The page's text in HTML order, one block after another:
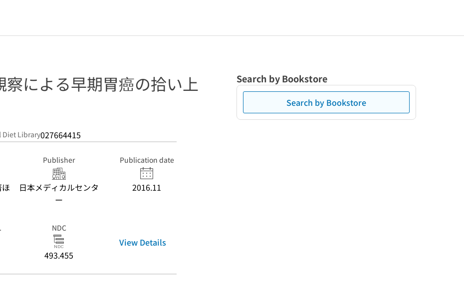
察による早期胃癌の拾い上
Diet Library027664415
Publisher
日本メディカルセンタ
ー
Publication date
2016.11
NDC
493.455
View Details
Search by Bookstore
Search by Bookstore